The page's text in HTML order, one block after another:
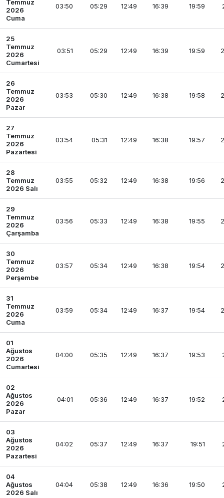
Temmuz
2026
Cuma
03:50 05:29 12:49 16:39 19:59
25
Temmuz
2026
Cumartesi
03:51 05:29 12:49 16:39 19:59
26
Temmuz
2026
Pazar
03:53 05:30 12:49 16:38 19:58
27
Temmuz
2026
Pazartesi
03:54 05:31 12:49 16:38 19:57
28
Temmuz
2026 Salı
03:55 05:32 12:49 16:38 19:56
29
Temmuz
2026
Çarşamba
03:56 05:33 12:49 16:38 19:55
30
Temmuz
2026
Perşembe
03:57 05:34 12:49 16:38 19:54
31
Temmuz
2026
Cuma
03:59 05:34 12:49 16:37 19:54
01
Ağustos
2026
Cumartesi
04:00 05:35 12:49 16:37 19:53
02
Ağustos
2026
Pazar
04:01 05:36 12:49 16:37 19:52
03
Ağustos
2026
Pazartesi
04:02 05:37 12:49 16:37 19:51
04
Ağustos
2026 Salı
04:04 05:38 12:49 16:36 19:50